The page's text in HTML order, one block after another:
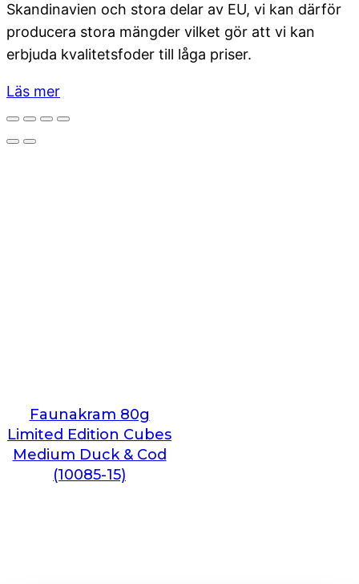
Faunakram 80g
Limited Edition Cubes
Medium Duck & Cod
(10085-15)
Skandinavien och stora delar av EU, vi kan därför
producera stora mängder vilket gör att vi kan
erbjuda kvalitetsfoder till låga priser.
Läs mer